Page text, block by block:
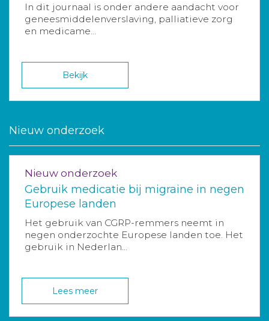
In dit journaal is onder andere aandacht voor
geneesmiddelenverslaving, palliatieve zorg
en medicame...
Bekijk
Nieuw onderzoek
Nieuw onderzoek
Gebruik medicatie bij migraine in negen
Europese landen
Het gebruik van CGRP-remmers neemt in
negen onderzochte Europese landen toe. Het
gebruik in Nederlan...
Lees meer